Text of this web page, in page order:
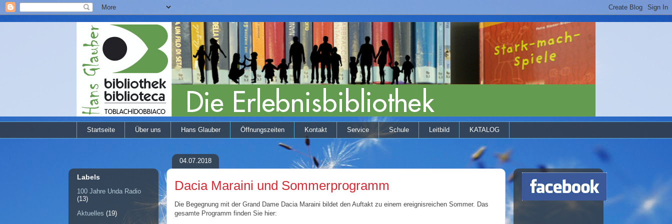
Startseite Über uns Hans Glauber Öffnungszeiten Kontakt Service Schule Leitbild KATALOG
04.07.2018
Dacia Maraini und Sommerprogramm
Die Begegnung mit der Grand Dame Dacia Maraini bildet den Auftakt zu einem ereignisreichen Sommer. Das
gesamte Programm finden Sie hier:
Labels
100 Jahre Unda Radio
(13)
Aktuelles (19)